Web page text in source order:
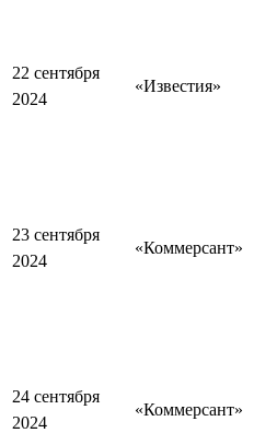
22 сентября
2024
«Известия»
23 сентября
2024
«Коммерсант»
24 сентября
2024
«Коммерсант»